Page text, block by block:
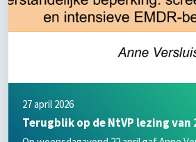
27 april 2026
Terugblik op de NtVP lezing van